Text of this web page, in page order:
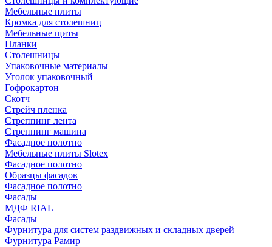
Мебельные плиты
Кромка для столешниц
Мебельные щиты
Планки
Столешницы
Упаковочные материалы
Уголок упаковочный
Гофрокартон
Скотч
Стрейч пленка
Стреппинг лента
Стреппинг машина
Фасадное полотно
Мебельные плиты Slotex
Фасадное полотно
Образцы фасадов
Фасадное полотно
Фасады
МДФ RIAL
Фасады
Фурнитура для систем раздвижных и складных дверей
Фурнитура Рамир